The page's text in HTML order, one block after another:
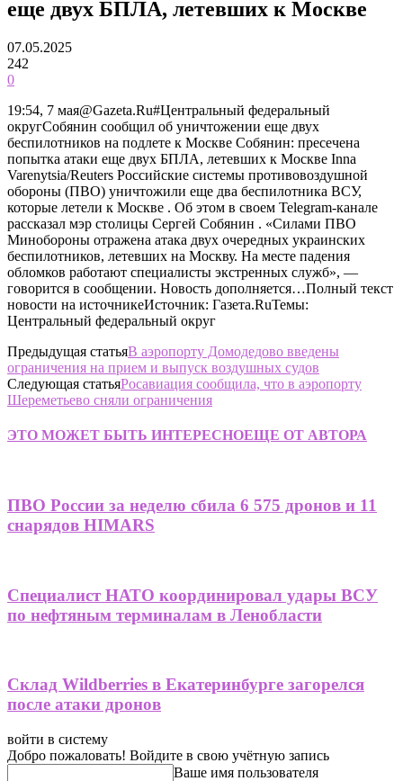
еще двух БПЛА, летевших к Москве
07.05.2025
242
0
19:54, 7 мая@Gazeta.Ru#Центральный федеральный
округСобянин сообщил об уничтожении еще двух
беспилотников на подлете к Москве Собянин: пресечена
попытка атаки еще двух БПЛА, летевших к Москве Inna
Varenytsia/Reuters Российские системы противовоздушной
обороны (ПВО) уничтожили еще два беспилотника ВСУ,
которые летели к Москве . Об этом в своем Telegram-канале
рассказал мэр столицы Сергей Собянин . «Силами ПВО
Минобороны отражена атака двух очередных украинских
беспилотников, летевших на Москву. На месте падения
обломков работают специалисты экстренных служб», —
говорится в сообщении. Новость дополняется…Полный текст
новости на источникеИсточник: Газета.RuТемы:
Центральный федеральный округ
Предыдущая статьяВ аэропорту Домодедово введены
ограничения на прием и выпуск воздушных судов
Следующая статьяРосавиация сообщила, что в аэропорту
Шереметьево сняли ограничения
ЭТО МОЖЕТ БЫТЬ ИНТЕРЕСНОЕЩЕ ОТ АВТОРА
ПВО России за неделю сбила 6 575 дронов и 11
снарядов HIMARS
Специалист НАТО координировал удары ВСУ
по нефтяным терминалам в Ленобласти
Склад Wildberries в Екатеринбурге загорелся
после атаки дронов
войти в систему
Добро пожаловать! Войдите в свою учётную запись
Ваше имя пользователя